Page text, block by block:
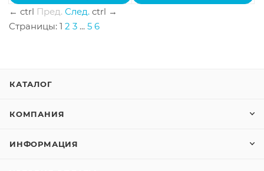
← ctrl Пред. След. ctrl →
Страницы: 1 2 3 ... 5 6
КАТАЛОГ
КОМПАНИЯ
ИНФОРМАЦИЯ